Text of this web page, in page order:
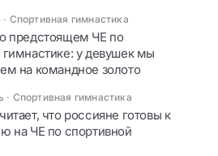
· Спортивная гимнастика
предстоящем ЧЕ по
гимнастике: у девушек мы
на командное золото
· Спортивная гимнастика
что россияне готовы к
на ЧЕ по спортивной